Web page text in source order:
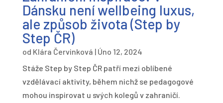
Dánsku není wellbeing luxus,
ale způsob života (Step by
Step ČR)
od Klára Červinková | Úno 12, 2024
Stáže Step by Step ČR patří mezi oblíbené
vzdělávací aktivity, během nichž se pedagogové
mohou inspirovat u svých kolegů v zahraničí.